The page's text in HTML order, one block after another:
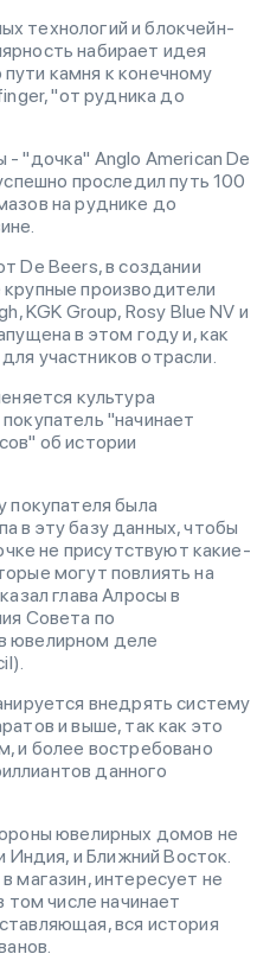
технологий и блокчейн-
набирает идея
камня к конечному
"от рудника до
- "дочка" Anglo American De
проследил путь 100
на руднике до
De Beers, в создании
производители
KGK Group, Rosy Blue NV и
в этом году и, как
участников отрасли.
культура
"начинает
об истории
покупателя была
в эту базу данных, чтобы
не присутствуют какие-
могут повлиять на
глава Алросы в
Совета по
ювелирном деле
внедрять систему
и выше, так как это
и более востребовано
данного
ювелирных домов не
Индия, и Ближний Восток.
магазин, интересует не
том числе начинает
вся история